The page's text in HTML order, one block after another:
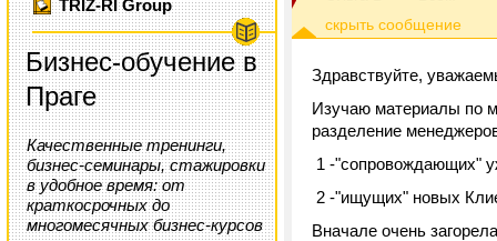
TRIZ-RI Group
Бизнес-обучение в
Праге
Качественные тренинги,
бизнес-семинары, стажировки
в удобное время: от
краткосрочных до
многомесячных бизнес-курсов
Здравствуйте,
Изучаю материалы по
разделение
1 -"сопровождающих"
2 -"ищущих" новых
Вначале очень